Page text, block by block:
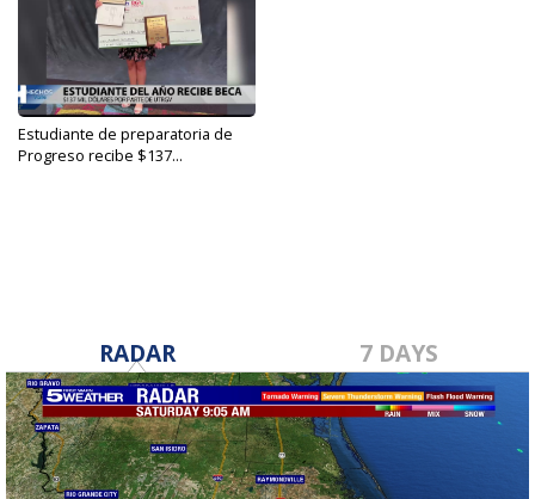
Estudiante de preparatoria de
Progreso recibe $137...
RADAR 7 DAYS